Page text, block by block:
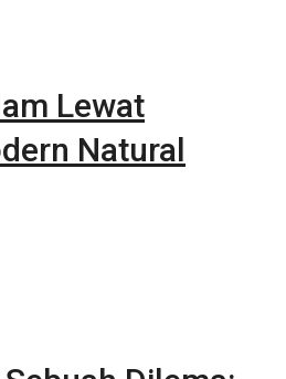
Lewat
Natural